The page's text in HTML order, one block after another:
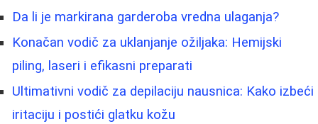
Da li je markirana garderoba vredna ulaganja?
Konačan vodič za uklanjanje ožiljaka: Hemijski
piling, laseri i efikasni preparati
Ultimativni vodič za depilaciju nausnica: Kako izbeći
iritaciju i postići glatku kožu